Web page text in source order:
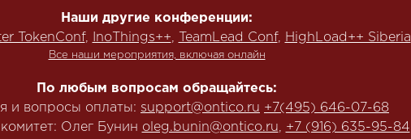
Наши другие конференции:
TokenConf, InoThings++, TeamLead Conf, HighLoad++ Siberia
Все наши мероприятия, включая онлайн
По любым вопросам обращайтесь:
и вопросы оплаты: support@ontico.ru +7(495) 646-07-68
Олег Бунин oleg.bunin@ontico.ru, +7 (916) 635-95-84